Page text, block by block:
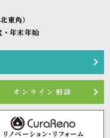
東角）
年末年始
オンライン相談